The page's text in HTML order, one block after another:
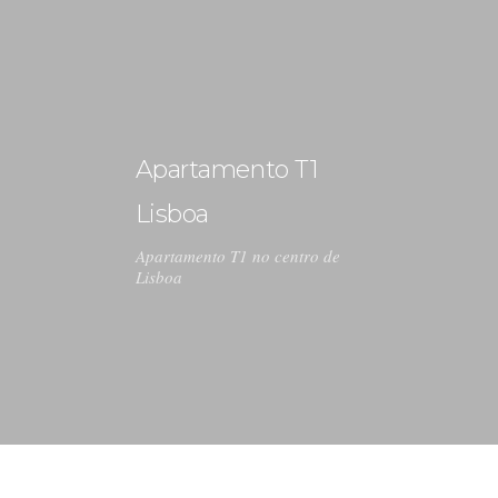
Apartamento T1
Lisboa
Apartamento T1 no centro de
Lisboa